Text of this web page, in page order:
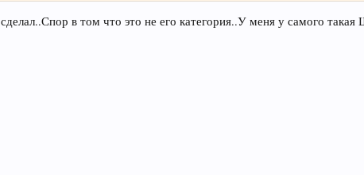
в том что это не его категория..У меня у самого